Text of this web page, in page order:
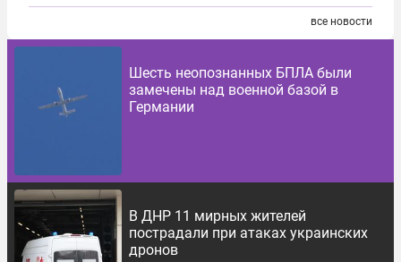
все новости
Шесть неопознанных БПЛА были
замечены над военной базой в
Германии
В ДНР 11 мирных жителей
пострадали при атаках украинских
дронов